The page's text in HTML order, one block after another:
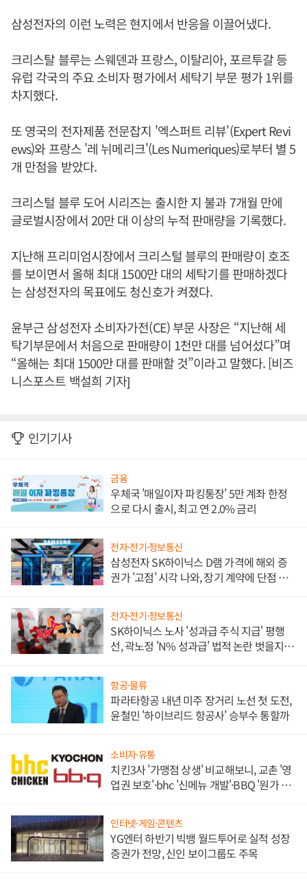
삼성전자의 이런 노력은 현지에서 반응을 이끌어냈다.
크리스탈 블루는 스웨덴과 프랑스, 이탈리아, 포르투갈 등
유럽 각국의 주요 소비자 평가에서 세탁기 부문 평가 1위를
차지했다.
또 영국의 전자제품 전문잡지 '엑스퍼트 리뷰'(Expert Revi
ews)와 프랑스 '레 뉘메리크'(Les Numeriques)로부터 별 5
개 만점을 받았다.
크리스털 블루 도어 시리즈는 출시한 지 불과 7개월 만에
글로벌시장에서 20만 대 이상의 누적 판매량을 기록했다.
지난해 프리미엄시장에서 크리스털 블루의 판매량이 호조
를 보이면서 올해 최대 1500만 대의 세탁기를 판매하겠다
는 삼성전자의 목표에도 청신호가 켜졌다.
윤부근 삼성전자 소비자가전(CE) 부문 사장은 “지난해 세
탁기부문에서 처음으로 판매량이 1천만 대를 넘어섰다”며
“올해는 최대 1500만 대를 판매할 것”이라고 말했다. [비즈
니스포스트 백설희 기자]
인기기사
금융
우체국 '매일이자 파킹통장' 5만 계좌 한정
으로 다시 출시, 최고 연 2.0% 금리
전자·전기·정보통신
삼성전자 SK하이닉스 D램 가격에 해외 증
권가 '고점' 시각 나와, 장기 계약에 단점 부
전자·전기·정보통신
SK하이닉스 노사 '성과급 주식 지급' 평행
선, 곽노정 'N% 성과급' 법적 논란 벗을지 주
항공·물류
파라타항공 내년 미주 장거리 노선 첫 도전,
윤철민 '하이브리드 항공사' 승부수 통할까
소비자·유통
치킨3사 '가맹점 상생' 비교해보니, 교촌 '영
업권 보호'·bhc '신메뉴 개발'·BBQ '원가 부
인터넷·게임·콘텐츠
YG엔터 하반기 빅뱅 월드투어로 실적 성장
증권가 전망, 신인 보이그룹도 주목